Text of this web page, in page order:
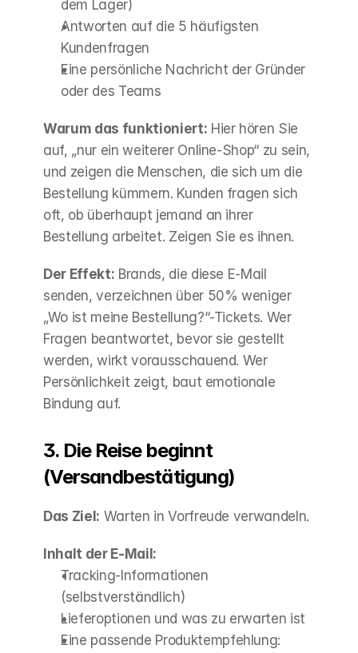
dem Lager)
Antworten auf die 5 häufigsten
Kundenfragen
Eine persönliche Nachricht der Gründer
oder des Teams
Warum das funktioniert: Hier hören Sie
auf, „nur ein weiterer Online-Shop“ zu sein,
und zeigen die Menschen, die sich um die
Bestellung kümmern. Kunden fragen sich
oft, ob überhaupt jemand an ihrer
Bestellung arbeitet. Zeigen Sie es ihnen.
Der Effekt: Brands, die diese E-Mail
senden, verzeichnen über 50% weniger
„Wo ist meine Bestellung?“-Tickets. Wer
Fragen beantwortet, bevor sie gestellt
werden, wirkt vorausschauend. Wer
Persönlichkeit zeigt, baut emotionale
Bindung auf.
3. Die Reise beginnt
(Versandbestätigung)
Das Ziel: Warten in Vorfreude verwandeln.
Inhalt der E-Mail:
Tracking-Informationen
(selbstverständlich)
Lieferoptionen und was zu erwarten ist
Eine passende Produktempfehlung: